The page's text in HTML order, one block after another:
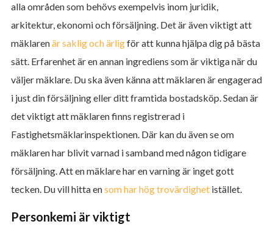
alla områden som behövs exempelvis inom juridik,
arkitektur, ekonomi och försäljning. Det är även viktigt att
mäklarenär saklig och ärligför att kunna hjälpa dig på bästa
sätt. Erfarenhet är en annan ingrediens som är viktiga när du
väljer mäklare. Du ska även känna att mäklaren är engagerad
i just din försäljning eller ditt framtida bostadsköp. Sedan är
det viktigt att mäklaren finns registrerad i
Fastighetsmäklarinspektionen. Där kan du även se om
mäklaren har blivit varnad i samband med någon tidigare
försäljning. Att en mäklare har en varning är inget gott
tecken. Du vill hitta ensom har hög trovärdighetistället.
Personkemi är viktigt